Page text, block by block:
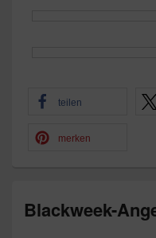
teilen
merken
Blackweek-